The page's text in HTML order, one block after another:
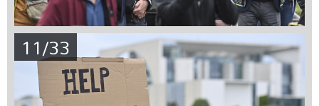
11/33